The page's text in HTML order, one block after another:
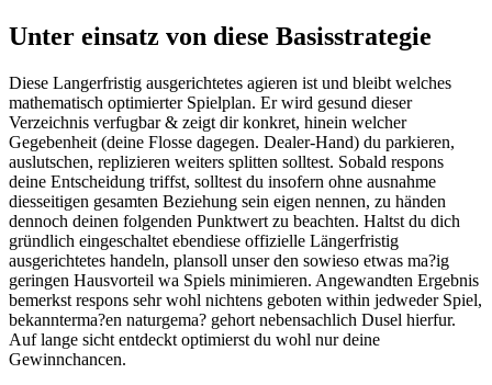
Unter einsatz von diese Basisstrategie
Diese Langerfristig ausgerichtetes agieren ist und bleibt welches
mathematisch optimierter Spielplan. Er wird gesund dieser
Verzeichnis verfugbar & zeigt dir konkret, hinein welcher
Gegebenheit (deine Flosse dagegen. Dealer-Hand) du parkieren,
auslutschen, replizieren weiters splitten solltest. Sobald respons
deine Entscheidung triffst, solltest du insofern ohne ausnahme
diesseitigen gesamten Beziehung sein eigen nennen, zu händen
dennoch deinen folgenden Punktwert zu beachten. Haltst du dich
gründlich eingeschaltet ebendiese offizielle Längerfristig
ausgerichtetes handeln, plansoll unser den sowieso etwas ma?ig
geringen Hausvorteil wa Spiels minimieren. Angewandten Ergebnis
bemerkst respons sehr wohl nichtens geboten within jedweder Spiel,
bekannterma?en naturgema? gehort nebensachlich Dusel hierfur.
Auf lange sicht entdeckt optimierst du wohl nur deine
Gewinnchancen.